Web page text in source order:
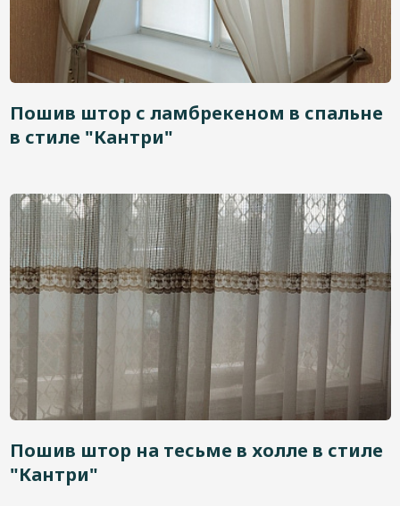
Пошив штор с ламбрекеном в спальне
в стиле "Кантри"
Пошив штор на тесьме в холле в стиле
"Кантри"